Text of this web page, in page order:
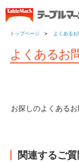
トップページ よくある
よくあるお
お探しのよくある
関連するご質